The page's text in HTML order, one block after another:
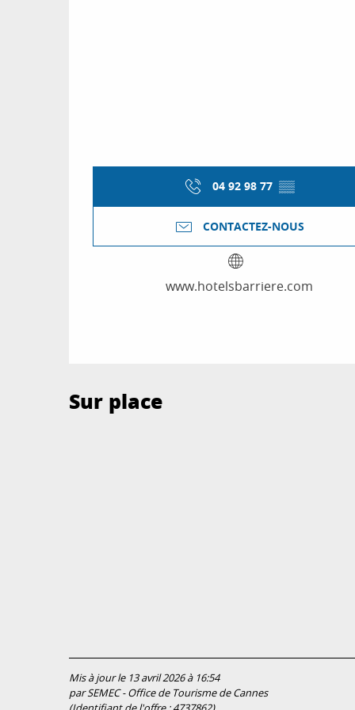
04 92 98 77 ▒▒
CONTACTEZ-NOUS
www.hotelsbarriere.com
Sur place
Mis à jour le 13 avril 2026 à 16:54
par SEMEC - Office de Tourisme de Cannes